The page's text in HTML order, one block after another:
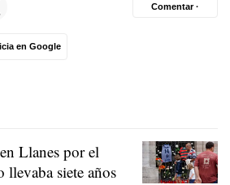
en Google
Comentar ·
Llanes por el
siete años